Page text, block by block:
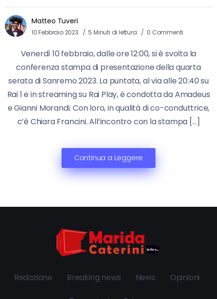
Matteo Tuveri
10 Febbraio 2023 5 Minuti di lettura 0 Commenti
Venerdì 10 febbraio, dalle ore 12:00, si è svolta la
conferenza stampa di presentazione della quarta
serata di Sanremo 2023. La puntata, al via alle 20:40 su
Rai 1 e in streaming su Rai Play, è condotta da Amadeus
e Gianni Morandi. Con loro, in qualità di co-conduttrice,
c’è Chiara Francini. All’incontro con la stampa […]
Continua a Leggere
Redazione Breaking news News Opinioni